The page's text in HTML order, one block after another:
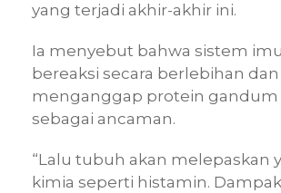
yang terjadi akhir-akhir ini.
Ia menyebut bahwa sistem
bereaksi secara berlebihan
menganggap protein gandum
sebagai ancaman.
“Lalu tubuh akan melepaskan
kimia seperti histamin.